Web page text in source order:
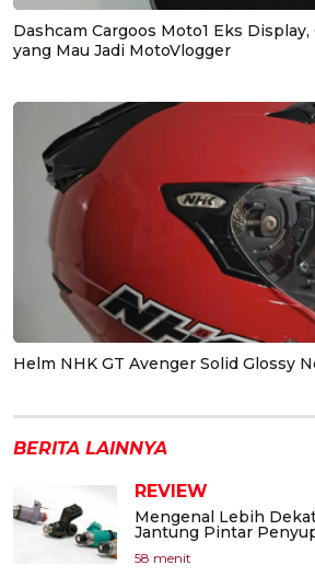
Dashcam Cargoos Moto1 Eks
yang Mau Jadi MotoVlogger
Helm NHK GT Avenger Solid Glossy
BERITA LAINNYA
REVIEW
Mengenal Lebih
Jantung Pintar
58 menit